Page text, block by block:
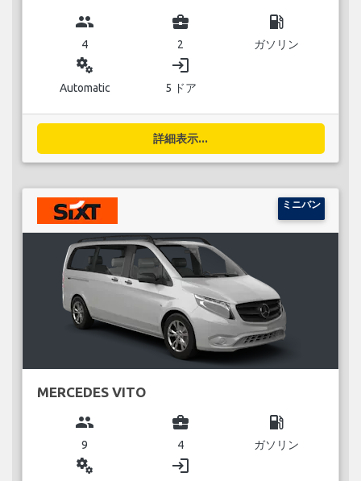
group
4
business_center
2
local_gas_station
ガソリン
miscellaneous_services
Automatic
login
5 ドア
詳細表示...
ミニバン
MERCEDES VITO
group
9
business_center
4
local_gas_station
ガソリン
miscellaneous_services login